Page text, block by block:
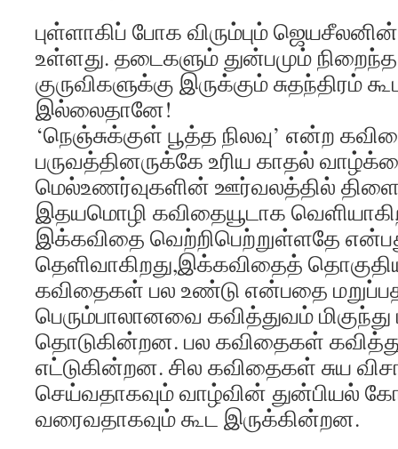
புள்ளாகிப் போக விரும்பும்
உள்ளது. தடைகளும் துன்பமும்
குருவிகளுக்கு இருக்கும் சுதந்திரம்
இல்லைதானே!
‘நெஞ்சுக்குள் பூத்த நிலவு’ என்ற
பருவத்தினருக்கே உரிய காதல்
மெல்உணர்வுகளின் ஊர்வலத்தில்
இதயமொழி கவிதையூடாக
இக்கவிதை வெற்றிபெற்றுள்ளதே
தெளிவாகிறது,இக்கவிதைத்
கவிதைகள் பல உண்டு என்பதை
பெரும்பாலானவை கவித்துவம்
தொடுகின்றன. பல கவிதைகள்
எட்டுகின்றன. சில கவிதைகள் சுய
செய்வதாகவும் வாழ்வின் துன்பியல்
வரைவதாகவும் கூட இருக்கின்றன.